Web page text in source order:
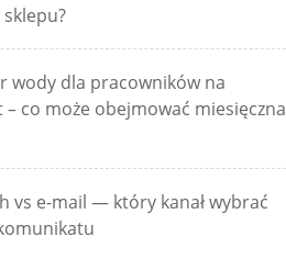
wody dla pracowników na
co może obejmować miesięczna
vs e-mail — który kanał wybrać